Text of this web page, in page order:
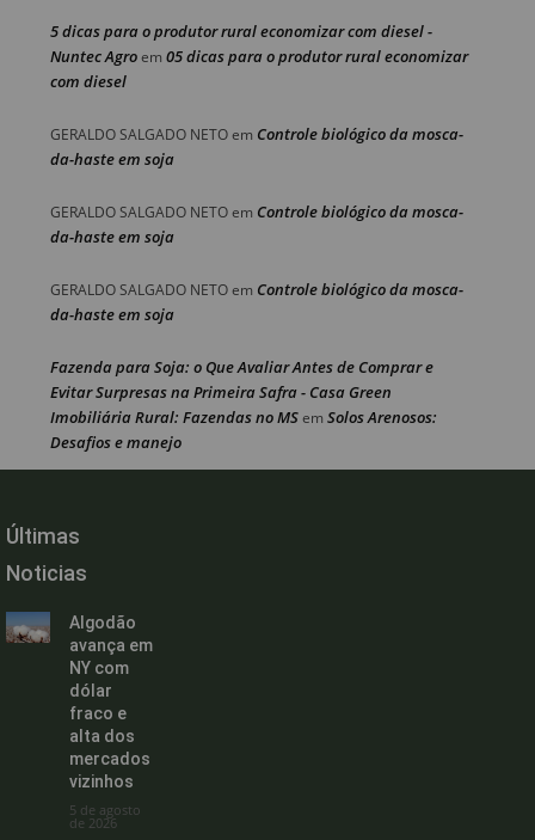
5 dicas para o produtor rural economizar com diesel -
Nuntec Agroem 05 dicas para o produtor rural economizar
com diesel
GERALDO SALGADO NETOem Controle biológico da mosca-
da-haste em soja
GERALDO SALGADO NETOem Controle biológico da mosca-
da-haste em soja
GERALDO SALGADO NETOem Controle biológico da mosca-
da-haste em soja
Fazenda para Soja: o Que Avaliar Antes de Comprar e
Evitar Surpresas na Primeira Safra - Casa Green
Imobiliária Rural: Fazendas no MSem Solos Arenosos:
Desafios e manejo
Últimas
Noticias
Algodão
avança em
NY com
dólar
fraco e
alta dos
mercados
vizinhos
5 de agosto
de 2026